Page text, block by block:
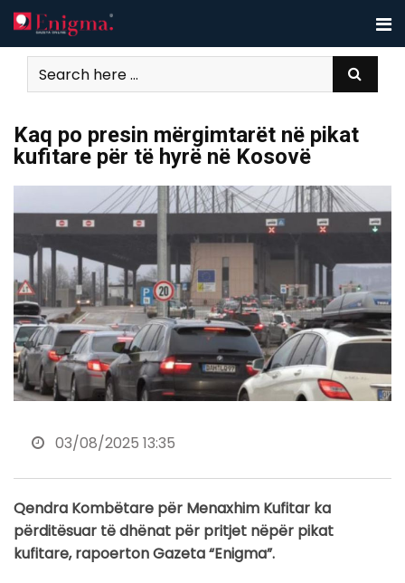
Skip
to
content
Kaq po presin mërgimtarët në pikat
kufitare për të hyrë në Kosovë
03/08/2025 13:35
Qendra Kombëtare për Menaxhim Kufitar ka
përditësuar të dhënat për pritjet nëpër pikat
kufitare, rapoerton Gazeta “Enigma”.